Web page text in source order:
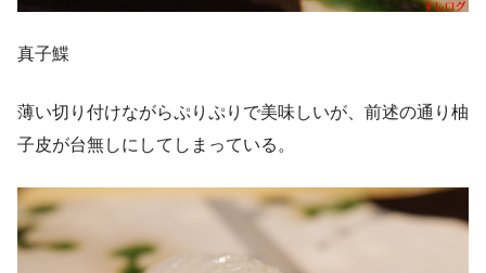
真子鰈
薄い切り付けながらぷりぷりで美味しいが、前述の通り柚
子皮が台無しにしてしまっている。